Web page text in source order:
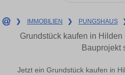
❯ IMMOBILIEN ❯ PUNGSHAUS
Grundstück kaufen in
Bauprojekt
Jetzt ein Grundstück kaufen in